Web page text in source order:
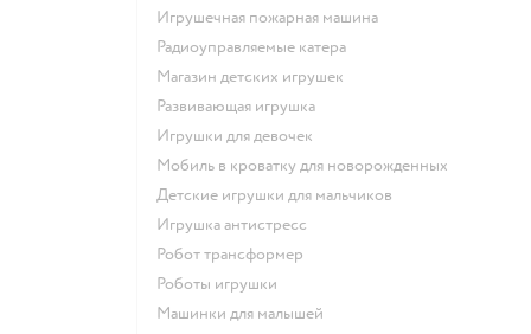
Игрушечная пожарная машина
Радиоуправляемые катера
Магазин детских игрушек
Развивающая игрушка
Игрушки для девочек
Мобиль в кроватку для новорожденных
Детские игрушки для мальчиков
Игрушка антистресс
Робот трансформер
Роботы игрушки
Машинки для малышей